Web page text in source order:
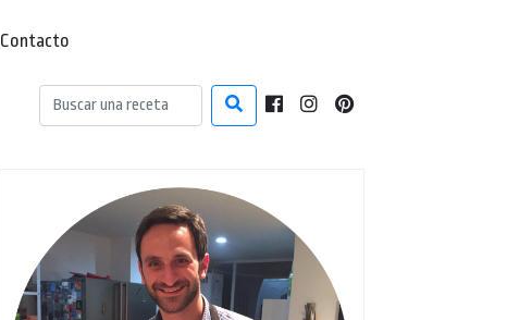
Contacto